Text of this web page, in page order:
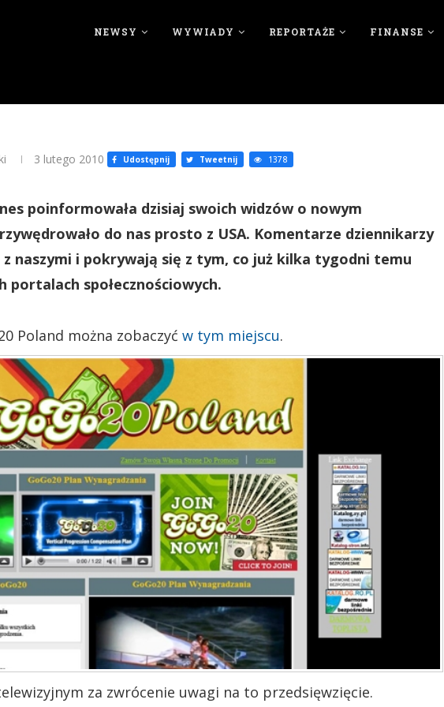
NEWSY WYWIADY REPORTAŻE FINANSE
3 lutego 2010 Udostępnij Tweetnij 1378
poinformowała dzisiaj swoich widzów o nowym
do nas prosto z USA. Komentarze dziennikarzy
naszymi i pokrywają się z tym, co już kilka tygodni temu
portalach społecznościowych.
Poland można zobaczyć w tym miejscu.
za zwrócenie uwagi na to przedsięwzięcie.